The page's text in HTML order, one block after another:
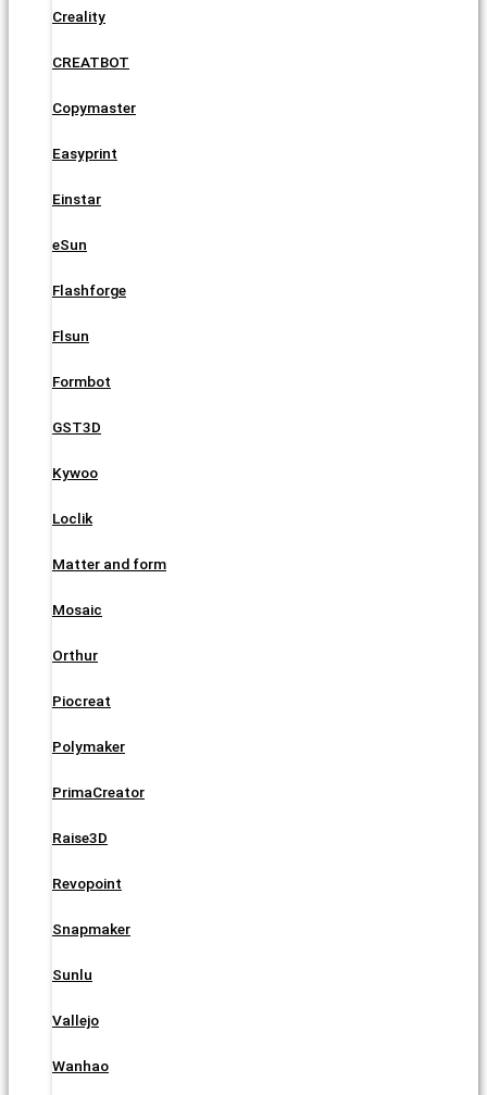
Creality
CREATBOT
Copymaster
Easyprint
Einstar
eSun
Flashforge
Flsun
Formbot
GST3D
Kywoo
Loclik
Matter and form
Mosaic
Orthur
Piocreat
Polymaker
PrimaCreator
Raise3D
Revopoint
Snapmaker
Sunlu
Vallejo
Wanhao